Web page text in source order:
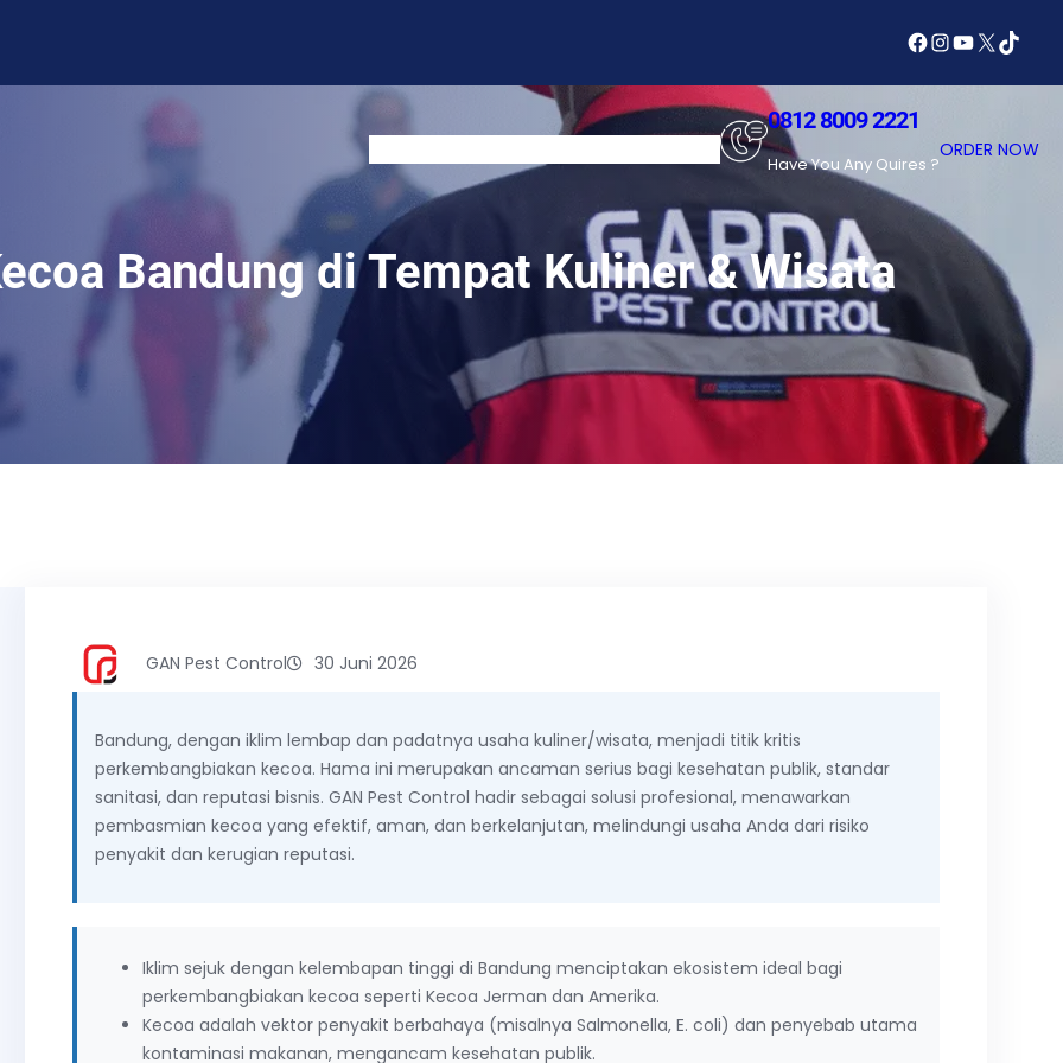
Facebook
Instagram
YouTube
X TikTok
0812 8009 2221
Have You Any Quires ?
ORDER NOW
Bandung di Tempat Kuliner & Wisata
GAN Pest Control 30 Juni 2026
Bandung, dengan iklim lembap dan padatnya usaha kuliner/wisata, menjadi titik kritis
perkembangbiakan kecoa. Hama ini merupakan ancaman serius bagi kesehatan publik, standar
sanitasi, dan reputasi bisnis. GAN Pest Control hadir sebagai solusi profesional, menawarkan
pembasmian kecoa yang efektif, aman, dan berkelanjutan, melindungi usaha Anda dari risiko
penyakit dan kerugian reputasi.
Iklim sejuk dengan kelembapan tinggi di Bandung menciptakan ekosistem ideal bagi
perkembangbiakan kecoa seperti Kecoa Jerman dan Amerika.
Kecoa adalah vektor penyakit berbahaya (misalnya Salmonella, E. coli) dan penyebab utama
kontaminasi makanan, mengancam kesehatan publik.